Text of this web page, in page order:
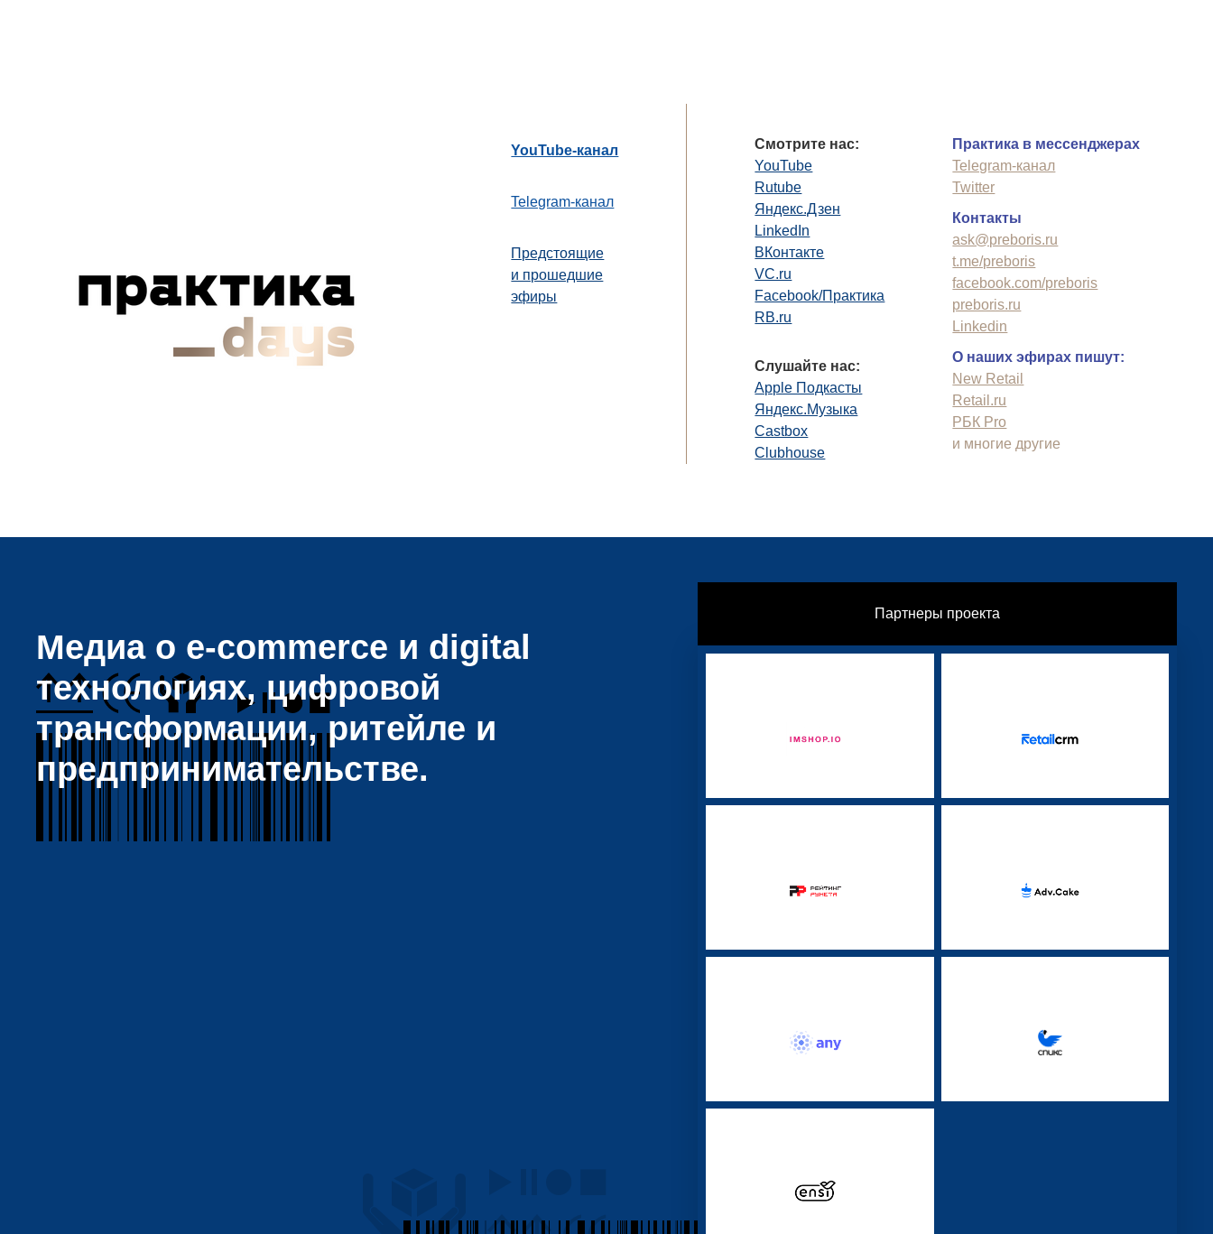
YouTube-канал
Telegram-канал
Предстоящие
и прошедшие
эфиры
Смотрите нас:
YouTube
Rutube
Яндекс.Дзен
LinkedIn
ВКонтакте
VC.ru
Facebook/Практика
RB.ru
Слушайте нас:
Apple Подкасты
Яндекс.Музыка
Castbox
Clubhouse
Практика в мессенджерах
Telegram-канал
Twitter
Контакты
ask@preboris.ru
t.me/preboris
facebook.com/preboris
preboris.ru
Linkedin
О наших эфирах пишут:
New Retail
Retail.ru
РБК Pro
и многие другие
Партнеры проекта
Медиа о e-commerce и digital
технологиях, цифровой
трансформации, ритейле и
предпринимательстве.